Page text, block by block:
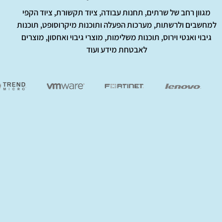
מגוון רחב של שרתים, תחנות עבודה, ציוד תקשורת, ציוד הקפי
ולרשתות, מערכות הפעלה ותוכנות מיקרוסופט, תוכנות
גיבוי ואנטי וירוס, תוכנות משלימות, מוצרי גיבוי ואחסון, מוצרים
לאבטחת מידע ועוד